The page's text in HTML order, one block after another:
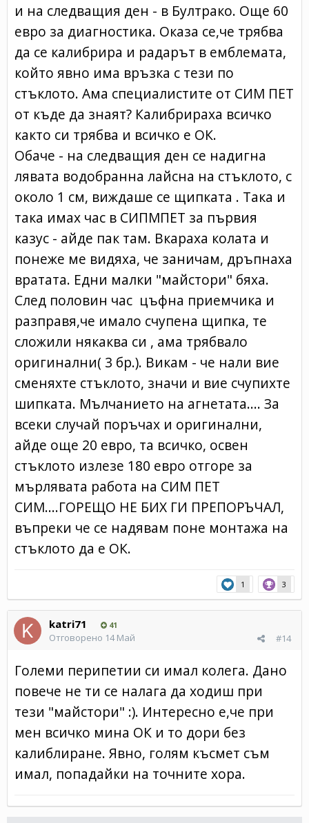
и на следващия ден - в Бултрако. Още 60
евро за диагностика. Оказа се,че трябва
да се калибрира и радарът в емблемата,
който явно има връзка с тези по
стъклото. Ама специалистите от СИМ ПЕТ
от къде да знаят? Калибрираха всичко
както си трябва и всичко е ОК.
Обаче - на следващия ден се надигна
лявата водобранна лайсна на стъклото, с
около 1 см, виждаше се щипката . Така и
така имах час в СИПМПЕТ за първия
казус - айде пак там. Вкараха колата и
понеже ме видяха, че заничам, дръпнаха
вратата. Едни малки "майстори" бяха.
След половин час цъфна приемчика и
разправя,че имало счупена щипка, те
сложили някаква си , ама трябвало
оригинални( 3 бр.). Викам - че нали вие
сменяхте стъклото, значи и вие счупихте
шипката. Мълчанието на агнетата.... За
всеки случай поръчах и оригинални,
айде още 20 евро, та всичко, освен
стъклото излезе 180 евро отгоре за
мърлявата работа на СИМ ПЕТ
СИМ....ГОРЕЩО НЕ БИХ ГИ ПРЕПОРЪЧАЛ,
въпреки че се надявам поне монтажа на
стъклото да е ОК.
1 3
katri71 41
#14
Отговорено 14 Май
Големи перипетии си имал колега. Дано
повече не ти се налага да ходиш при
тези "майстори" :). Интересно е,че при
мен всичко мина ОК и то дори без
калиблиране. Явно, голям късмет съм
имал, попадайки на точните хора.